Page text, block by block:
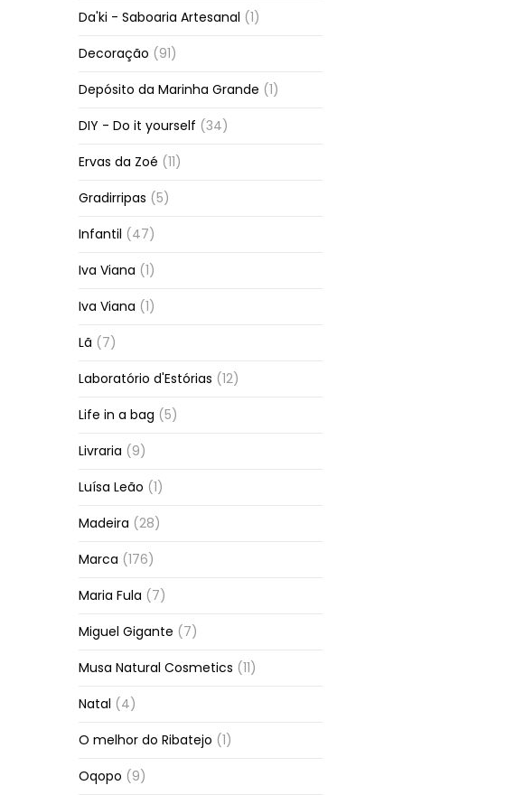
Da'ki - Saboaria Artesanal (1)
Decoração (91)
Depósito da Marinha Grande (1)
DIY - Do it yourself (34)
Ervas da Zoé (11)
Gradirripas (5)
Infantil (47)
Iva Viana (1)
Iva Viana (1)
Lã (7)
Laboratório d'Estórias (12)
Life in a bag (5)
Livraria (9)
Luísa Leão (1)
Madeira (28)
Marca (176)
Maria Fula (7)
Miguel Gigante (7)
Musa Natural Cosmetics (11)
Natal (4)
O melhor do Ribatejo (1)
Oqopo (9)